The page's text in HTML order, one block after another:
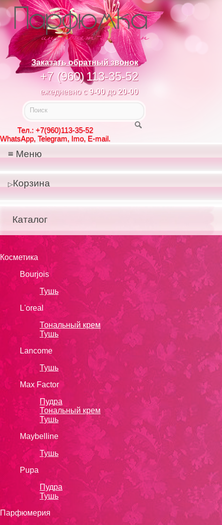
Заказать обратный звонок
+7 (960)113-35-52
ежедневно с 9-00до 20-00
Тел.: +7(960)113-35-52
WhatsApp, Telegram, Imo, E-mail.
Меню
Корзина
Каталог
Косметика
Bourjois
Тушь
L'oreal
Тональный крем
Тушь
Lanсоmе
Тушь
Max Factor
Пудра
Тональный крем
Тушь
Maybelline
Тушь
Pupa
Пудра
Тушь
Парфюмерия